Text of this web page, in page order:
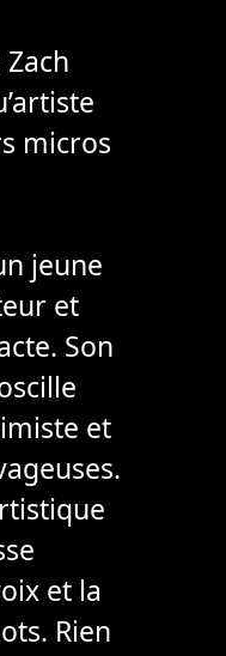
micros
jeune
et
Son
et
et la
Rien